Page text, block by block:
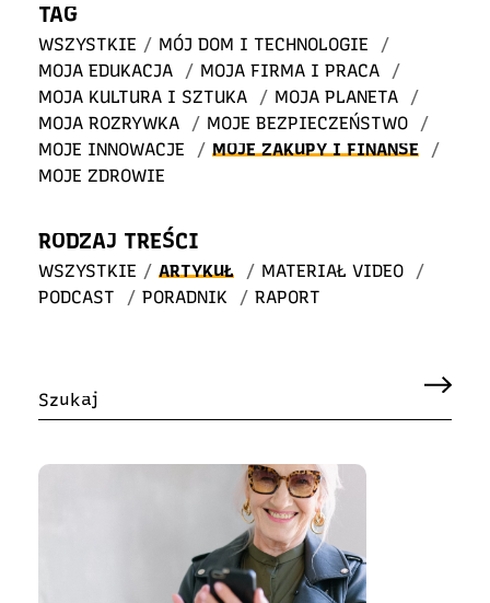
TAG
WSZYSTKIE / MÓJ DOM I TECHNOLOGIE
/
MOJA EDUKACJA
/ MOJA FIRMA I PRACA
/
MOJA KULTURA I SZTUKA
/ MOJA PLANETA
/
MOJA ROZRYWKA
/ MOJE BEZPIECZEŃSTWO
/
MOJE INNOWACJE
/ MOJE ZAKUPY I FINANSE
/
MOJE ZDROWIE
RODZAJ TREŚCI
WSZYSTKIE / ARTYKUŁ / MATERIAŁ VIDEO
/
PODCAST
/ PORADNIK / RAPORT